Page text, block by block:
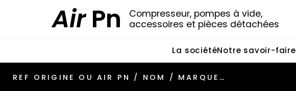
AirPn
Compresseur, pompes à vide,
accessoires et pièces détachées
La sociétéNotre savoir-faire